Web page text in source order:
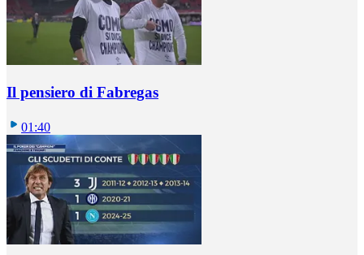
Il pensiero di Fabregas
01:40